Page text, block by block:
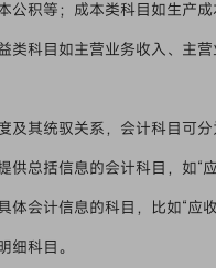
公积等；成本类科目如生产
类科目如主营业务收入、主
及其统驭关系，会计科目可
供总括信息的会计科目，如“
体会计信息的科目，比如“应
细科目。